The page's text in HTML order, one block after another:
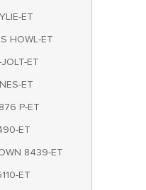
ET
HOWL-ET
ET
ET
P-ET
ET
8439-ET
ET